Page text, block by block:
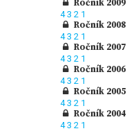
Ročník 2009
43 2 1
Ročník 2008
43 2 1
Ročník 2007
43 2 1
Ročník 2006
43 2 1
Ročník 2005
43 2 1
Ročník 2004
43 2 1